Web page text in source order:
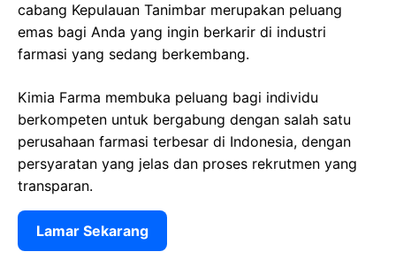
cabang Kepulauan Tanimbar merupakan peluang
emas bagi Anda yang ingin berkarir di industri
farmasi yang sedang berkembang.
Kimia Farma membuka peluang bagi individu
berkompeten untuk bergabung dengan salah satu
perusahaan farmasi terbesar di Indonesia, dengan
persyaratan yang jelas dan proses rekrutmen yang
transparan.
Lamar Sekarang